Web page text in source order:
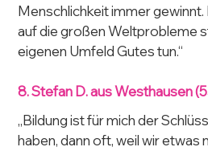
Menschlichkeit immer
auf die großen Weltprobleme
eigenen Umfeld Gutes tun.“
8. Stefan D. aus Westhausen
„Bildung ist für mich der
haben, dann oft, weil wir etwas